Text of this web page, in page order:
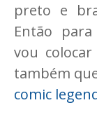
preto e
Então
vou
também
comic